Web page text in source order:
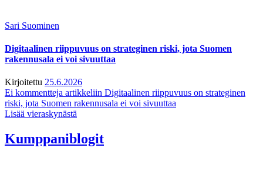
Sari Suominen
Digitaalinen riippuvuus on strateginen riski, jota Suomen
rakennusala ei voi sivuuttaa
Kirjoitettu 25.6.2026
Ei kommentteja artikkeliin Digitaalinen riippuvuus on strateginen
riski, jota Suomen rakennusala ei voi sivuuttaa
Lisää vieraskynästä
Kumppaniblogit